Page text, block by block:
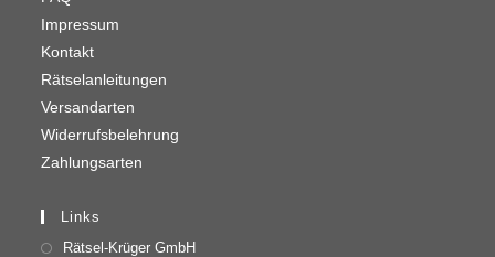
Impressum
Kontakt
Rätselanleitungen
Versandarten
Widerrufsbelehrung
Zahlungsarten
Links
Rätsel-Krüger GmbH